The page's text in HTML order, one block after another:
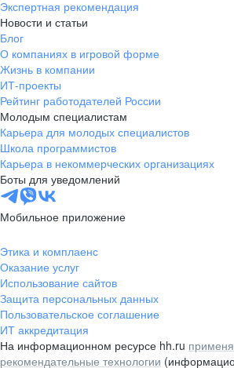
Экспертная рекомендация
Новости и статьи
Блог
О компаниях в игровой форме
Жизнь в компании
ИТ-проекты
Рейтинг работодателей России
Молодым специалистам
Карьера для молодых специалистов
Школа программистов
Карьера в некоммерческих организациях
Боты для уведомлений
Мобильное приложение
Этика и комплаенс
Оказание услуг
Использование сайтов
Защита персональных данных
Пользовательское соглашение
ИТ аккредитация
На информационном ресурсе hh.ru
рекомендательные технологии